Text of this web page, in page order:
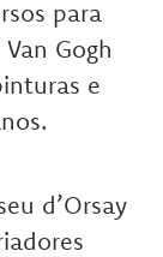
para
Gogh
e
d’Orsay